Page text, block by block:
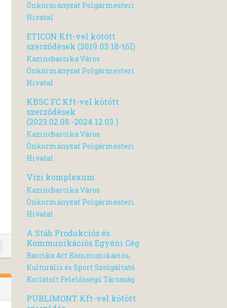
Önkormányzat Polgármesteri
Hivatal
ETICON Kft-vel kötött
szerződések (2019.03.18-től)
Kazincbarcika Város
Önkormányzat Polgármesteri
Hivatal
KBSC FC Kft-vel kötött
szerződések
(2023.02.08.-2024.12.03.)
Kazincbarcika Város
Önkormányzat Polgármesteri
Hivatal
Vízi komplexum
Kazincbarcika Város
Önkormányzat Polgármesteri
Hivatal
A Stáb Produkciós és
Kommunikációs Egyéni Cég
Barcika Art Kommunikációs,
Kulturális és Sport Szolgáltató
Korlátolt Felelősségű Társaság
PUBLIMONT Kft-vel kötött